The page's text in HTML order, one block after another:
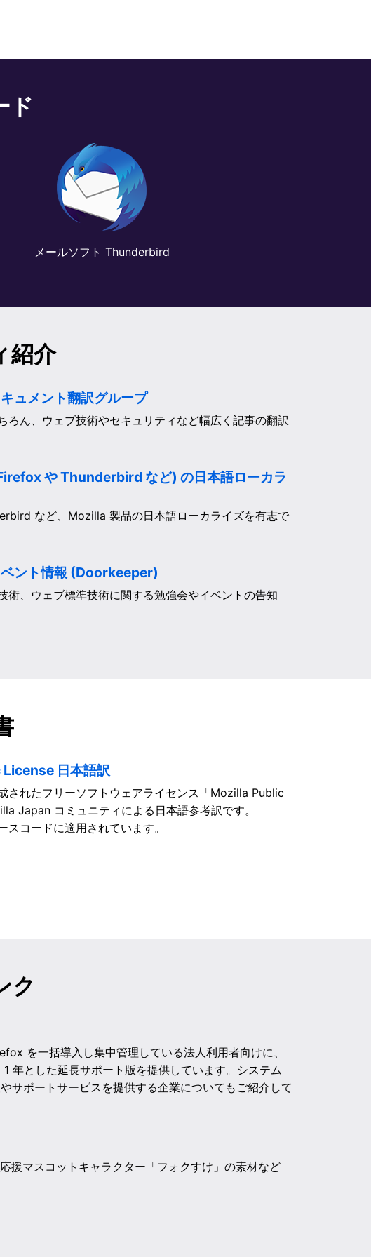
ド
メールソフト Thunderbird
紹介
ュメント翻訳グループ
ろん、ウェブ技術やセキュリティなど幅広く記事の翻訳
や Thunderbird など) の日本語ローカラ
など、Mozilla 製品の日本語ローカライズを有志で
ント情報 (Doorkeeper)
術、ウェブ標準技術に関する勉強会やイベントの告知
日本語訳
されたフリーソフトウェアライセンス「Mozilla Public
Japan コミュニティによる日本語参考訳です。
コードに適用されています。
ク
を一括導入し集中管理している法人利用者向けに、
年とした延長サポート版を提供しています。システム
サポートサービスを提供する企業についてもご紹介して
援マスコットキャラクター「フォクすけ」の素材など